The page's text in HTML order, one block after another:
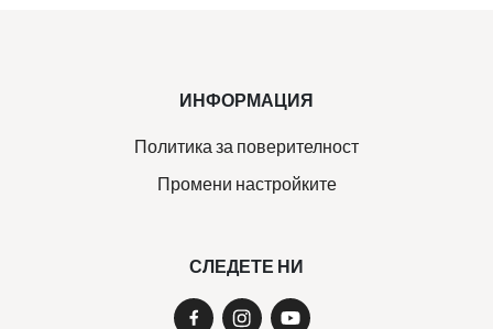
ИНФОРМАЦИЯ
Политика за поверителност
Промени настройките
СЛЕДЕТЕ НИ